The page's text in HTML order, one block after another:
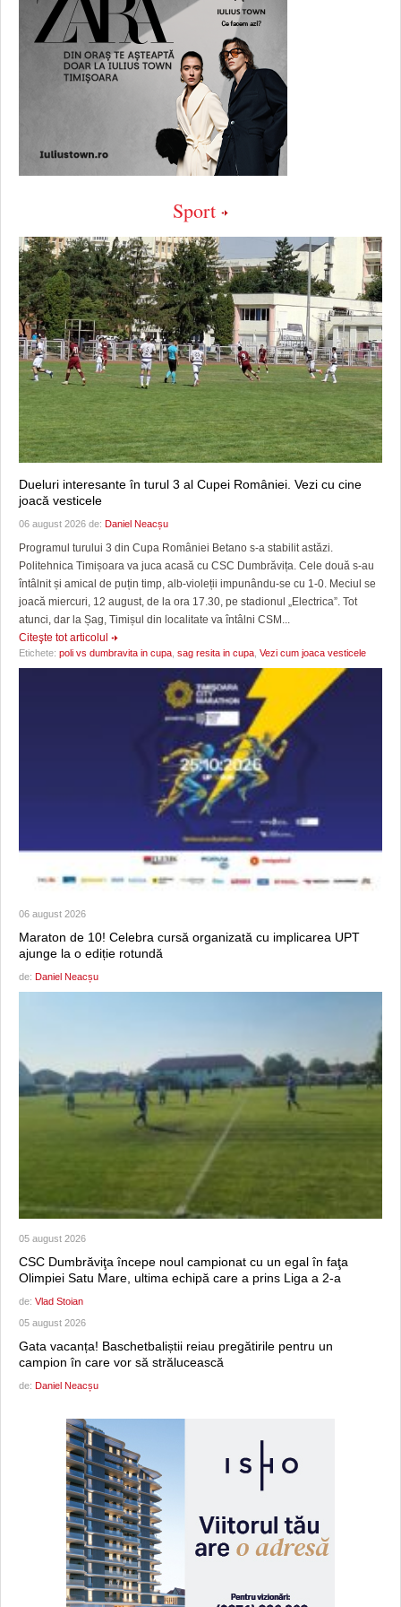
Sport
Dueluri interesante în turul 3 al Cupei României. Vezi cu cine
joacă vesticele
06 august 2026 de: Daniel Neacșu
Programul turului 3 din Cupa României Betano s-a stabilit astăzi.
Politehnica Timișoara va juca acasă cu CSC Dumbrăvița. Cele două s-au
întâlnit și amical de puțin timp, alb-violeții impunându-se cu 1-0. Meciul se
joacă miercuri, 12 august, de la ora 17.30, pe stadionul „Electrica”. Tot
atunci, dar la Șag, Timișul din localitate va întâlni CSM...
Citeşte tot articolul
Etichete: poli vs dumbravita in cupa sag resita in cupa Vezi cum joaca vesticele
06 august 2026
Maraton de 10! Celebra cursă organizată cu implicarea UPT
ajunge la o ediție rotundă
de: Daniel Neacșu
05 august 2026
CSC Dumbrăviţa începe noul campionat cu un egal în faţa
Olimpiei Satu Mare, ultima echipă care a prins Liga a 2-a
de: Vlad Stoian
05 august 2026
Gata vacanța! Baschetbaliștii reiau pregătirile pentru un
campion în care vor să strălucească
de: Daniel Neacșu